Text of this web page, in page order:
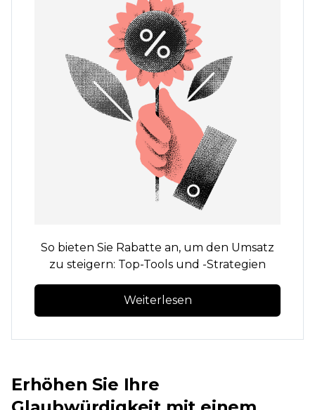
So bieten Sie Rabatte an, um den Umsatz
zu steigern: Top-Tools und -Strategien
Weiterlesen
Erhöhen Sie Ihre